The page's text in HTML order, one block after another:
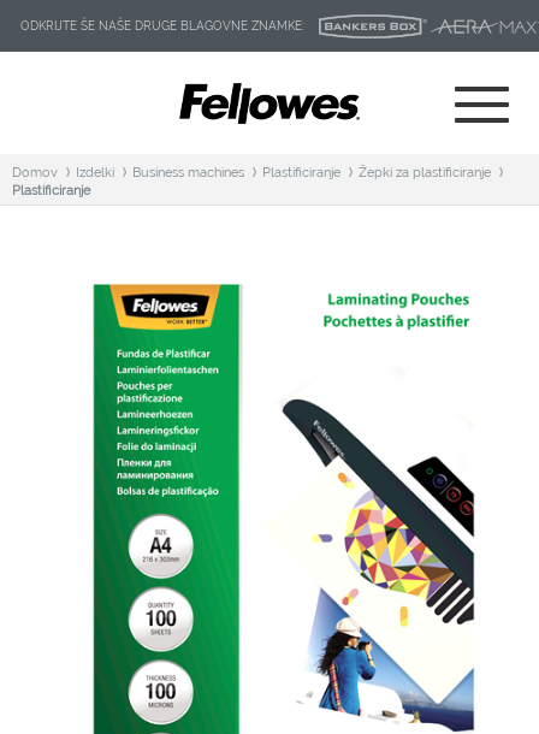
ODKRIJTE ŠE NAŠE DRUGE BLAGOVNE ZNAMKE:
Domov Izdelki Business machines Plastificiranje
Žepki za plastificiranje
Plastificiranje